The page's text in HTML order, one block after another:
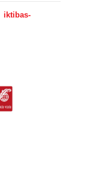
iktibas-